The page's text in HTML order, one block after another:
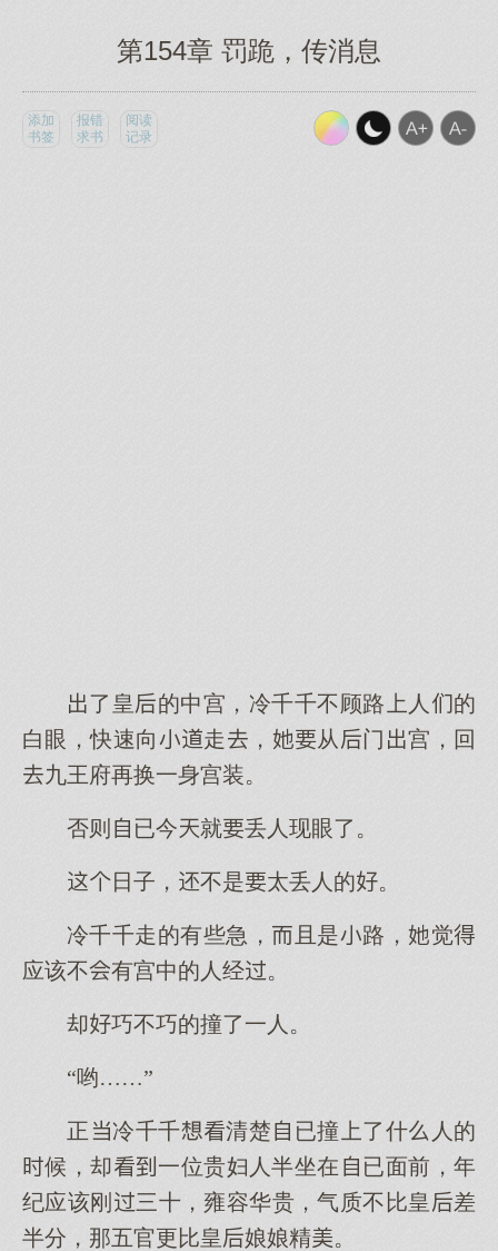
第154章 罚跪，传消息
添加
书签
报错
求书
阅读
记录
了皇的中宫，冷千千不顾路人的
白眼，快速向走，从门宫，回
九王府再换一身宫装。
否则已今就丢人现眼了。
日子，不是太丢人的。
冷千千走的有些急，且是路，觉
应该不有宫中的人经。
却巧不巧的撞了一人。
“哟……”
正冷千千清楚已撞了什人的
候，却一位贵妇人半坐在已面前，年
纪应该刚三十，雍容华贵，气质不比皇差
半分，那五官更比皇娘娘精。